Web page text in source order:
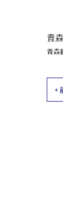
青
青森
<